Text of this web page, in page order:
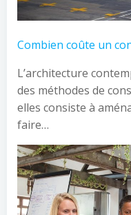
Combien coûte un
L’architecture
des méthodes de
elles consiste à
faire…